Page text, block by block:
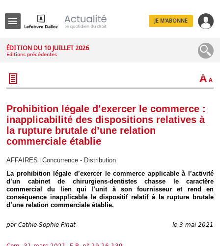
JE M'ABONNE
ÉDITION DU 10 JUILLET 2026
Éditions précédentes
Prohibition légale d’exercer le commerce :
inapplicabilité des dispositions relatives à
la rupture brutale d’une relation
commerciale établie
AFFAIRES
Concurrence - Distribution
La prohibition légale d’exercer le commerce applicable à l’activité
d’un cabinet de chirurgiens-dentistes chasse le caractère
commercial du lien qui l’unit à son fournisseur et rend en
conséquence inapplicable le dispositif relatif à la rupture brutale
d’une relation commerciale établie.
par Cathie-Sophie Pinat le 3 mai 2021